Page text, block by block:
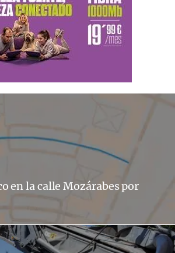
en la calle Mozárabes por